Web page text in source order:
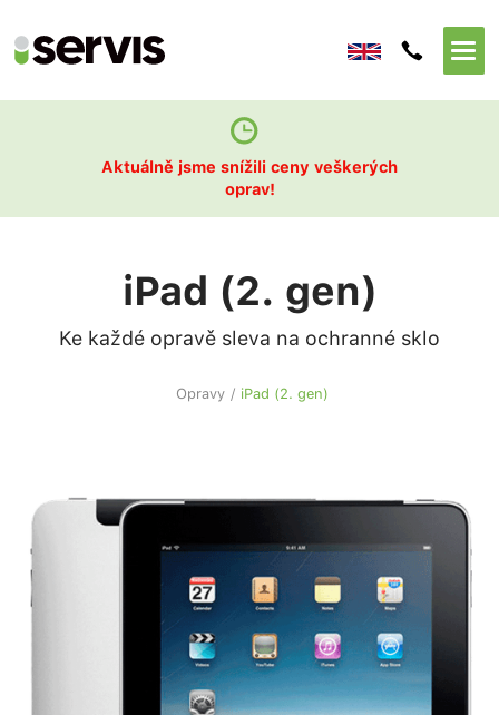
Aktuálně jsme snížili ceny veškerých
oprav!
iPad (2. gen)
Ke každé opravě sleva na ochranné sklo
Opravy / iPad (2. gen)